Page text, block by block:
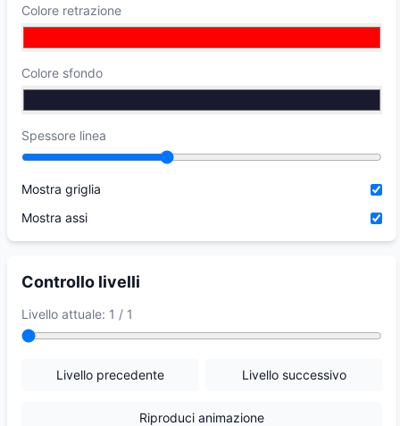
Colore retrazione
Colore sfondo
Spessore linea
Mostra griglia
Mostra assi
Controllo livelli
Livello attuale: 1 / 1
Livello precedente Livello successivo
Riproduci animazione